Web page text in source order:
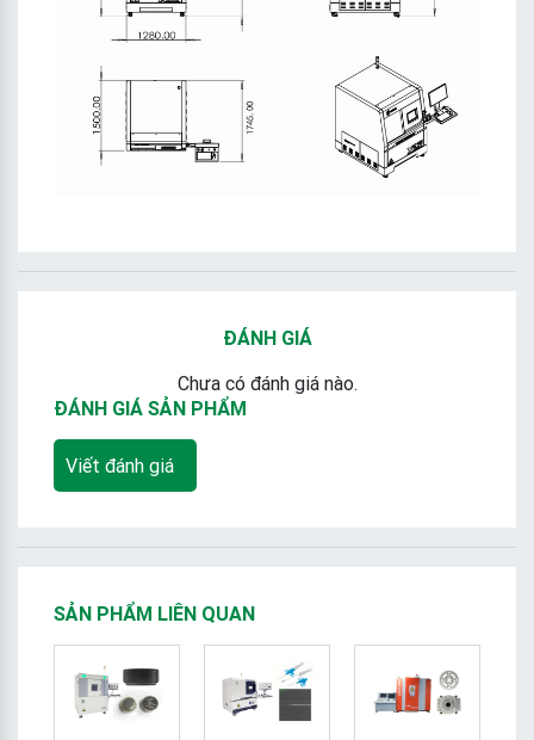
ĐÁNH GIÁ
Chưa có đánh giá nào.
ĐÁNH GIÁ SẢN PHẨM
Viết đánh giá
SẢN PHẨM LIÊN QUAN